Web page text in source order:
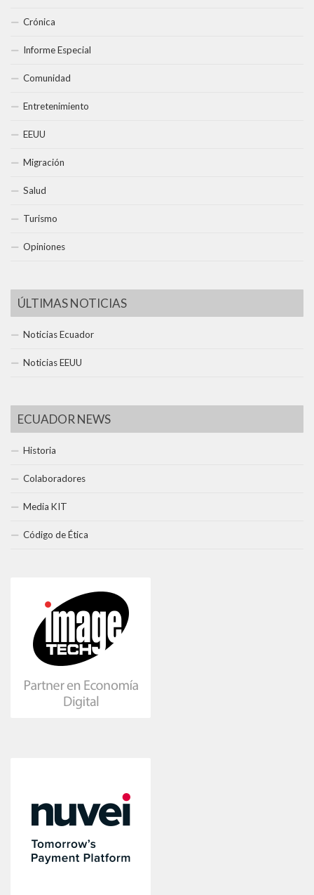
Crónica
Informe Especial
Comunidad
Entretenimiento
EEUU
Migración
Salud
Turismo
Opiniones
ÚLTIMAS NOTICIAS
Noticias Ecuador
Noticias EEUU
ECUADOR NEWS
Historia
Colaboradores
Media KIT
Código de Ética